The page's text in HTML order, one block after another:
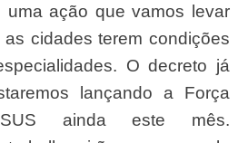
cidades terem condições
O decreto já
lançando a Força
ainda este mês.